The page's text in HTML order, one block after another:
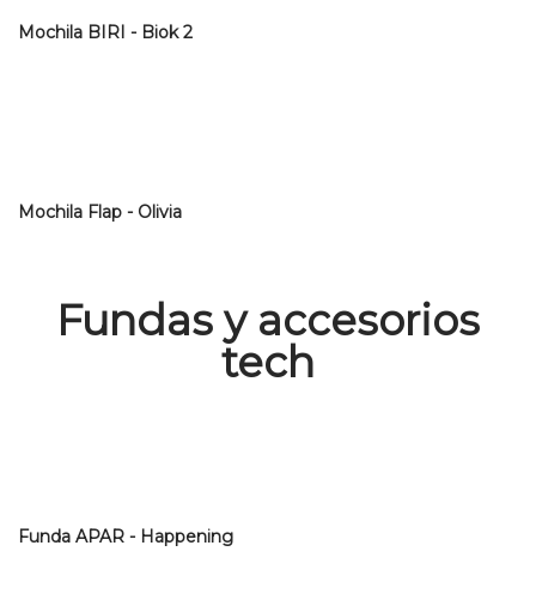
Mochila BIRI - Biok 2
Mochila Flap - Olivia
Fundas y accesorios
tech
Funda APAR - Happening